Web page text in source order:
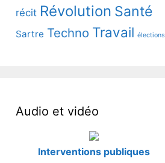
récit Révolution Santé
Sartre Techno Travail élections
Audio et vidéo
Interventions publiques